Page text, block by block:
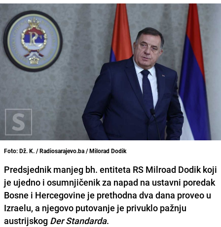
Foto: Dž. K. / Radiosarajevo.ba / Milorad Dodik
Predsjednik manjeg bh. entiteta RS Milroad Dodik koji
je ujedno i osumnjičenik za napad na ustavni poredak
Bosne i Hercegovine je prethodna dva dana proveo u
Izraelu, a njegovo putovanje je privuklo pažnju
austrijskog Der Standarda.